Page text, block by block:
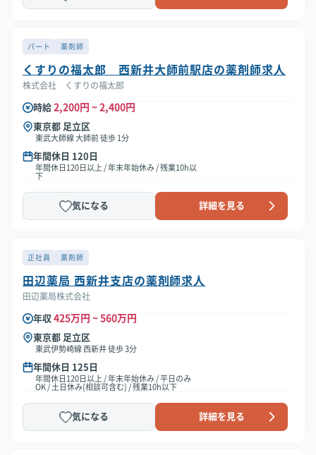
パート 薬剤師
くすりの福太郎 西新井大師前駅店の薬剤師求人
株式会社 くすりの福太郎
時給 2,200円 ~ 2,400円
東京都 足立区
東武大師線 大師前 徒歩 1分
年間休日 120日
年間休日120日以上 / 年末年始休み / 残業10h以
下
気になる 詳細を見る
正社員 薬剤師
田辺薬局 西新井支店の薬剤師求人
田辺薬局株式会社
年収 425万円 ~ 560万円
東京都 足立区
東武伊勢崎線 西新井 徒歩 3分
年間休日 125日
年間休日120日以上 / 年末年始休み / 平日のみ
OK / 土日休み(相談可含む) / 残業10h以下
気になる 詳細を見る